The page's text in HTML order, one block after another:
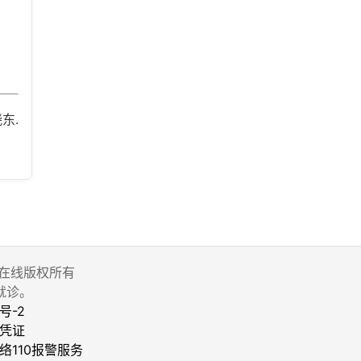
.
线版权所有
。
-2
证
110报警服务